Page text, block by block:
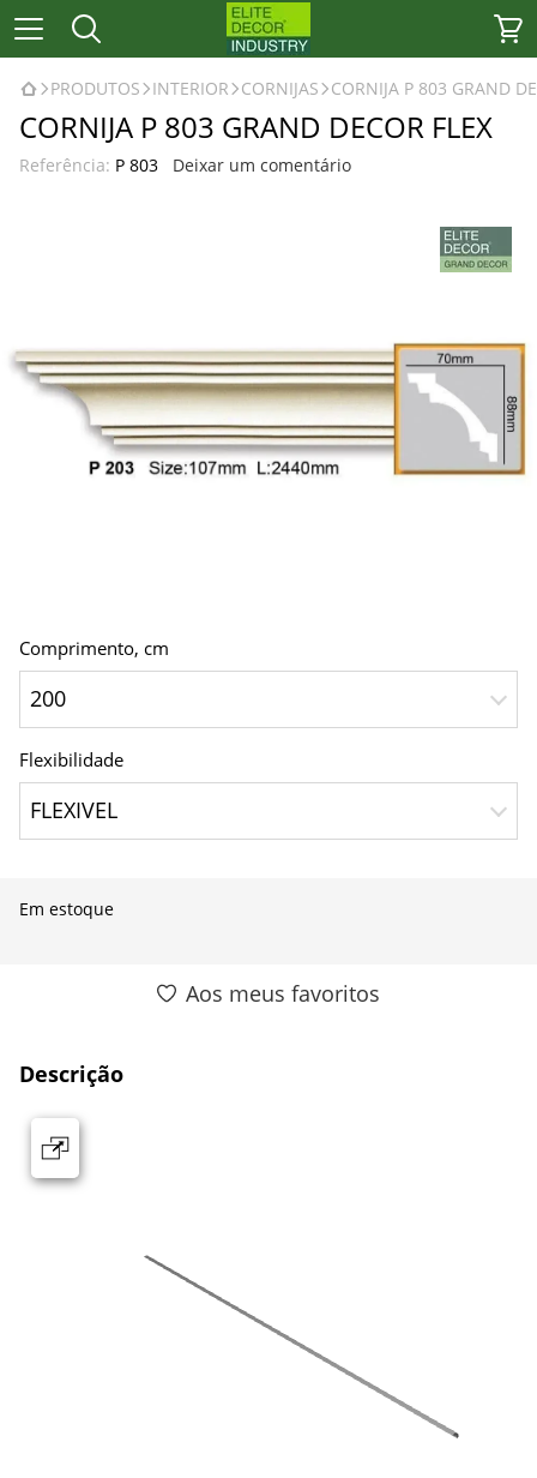
PRODUTOS INTERIOR CORNIJAS CORNIJA P 803 GRAND
CORNIJA P 803 GRAND DECOR FLEX
Referência: P 803 Deixar um comentário
Comprimento, сm
200
Flexibilidade
FLEXIVEL
Em estoque
Aos meus favoritos
Descrição